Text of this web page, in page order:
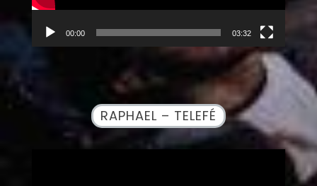
00:00 03:32
RAPHAEL – TELEFÉ